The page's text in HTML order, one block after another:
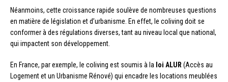
Néanmoins, cette croissance rapide soulève de nombreuses questions
en matière de législation et d’urbanisme. En effet, le coliving doit se
conformer à des régulations diverses, tant au niveau local que national,
qui impactent son développement.
En France, par exemple, le coliving est soumis à la loi ALUR (Accès au
Logement et un Urbanisme Rénové) qui encadre les locations meublées